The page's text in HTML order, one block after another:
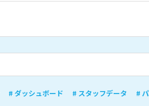
# ダッシュボード # スタッフデータ
#